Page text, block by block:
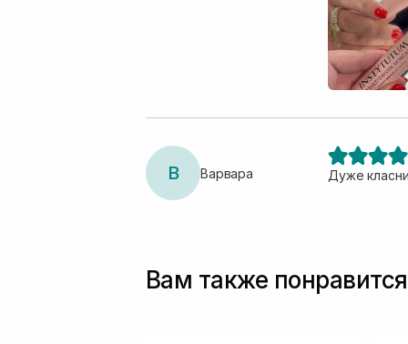
В Варвара Дуже
Вам также понравится